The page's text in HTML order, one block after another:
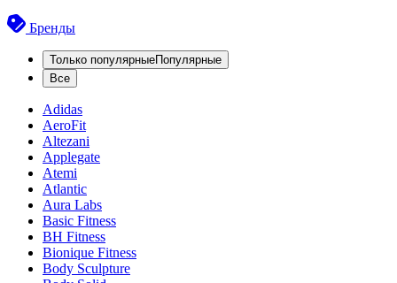
Бренды
Только популярныеПопулярные
Все
Adidas
AeroFit
Altezani
Applegate
Atemi
Atlantic
Aura Labs
Basic Fitness
BH Fitness
Bionique Fitness
Body Sculpture